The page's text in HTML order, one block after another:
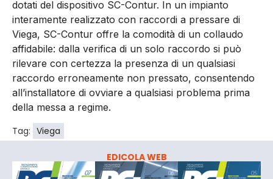
dotati del dispositivo SC-Contur. In un impianto
interamente realizzato con raccordi a pressare di
Viega, SC-Contur offre la comodità di un collaudo
affidabile: dalla verifica di un solo raccordo si può
rilevare con certezza la presenza di un qualsiasi
raccordo erroneamente non pressato, consentendo
all’installatore di ovviare a qualsiasi problema prima
della messa a regime.
Tag: Viega
EDICOLA WEB